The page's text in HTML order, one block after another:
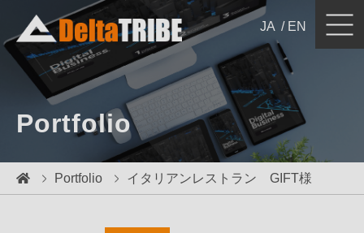
JA EN
ホームページ制作
Website Design & Development
日本向けローカライズ／バイリンガルサイト
Japan Localization / Billingual Website
ECサイト制作 / 運営コンサルティング
e-Commerce
Digital / Web Marketing
Portfolio
Portfolio イタリアンレストラン GIFT様